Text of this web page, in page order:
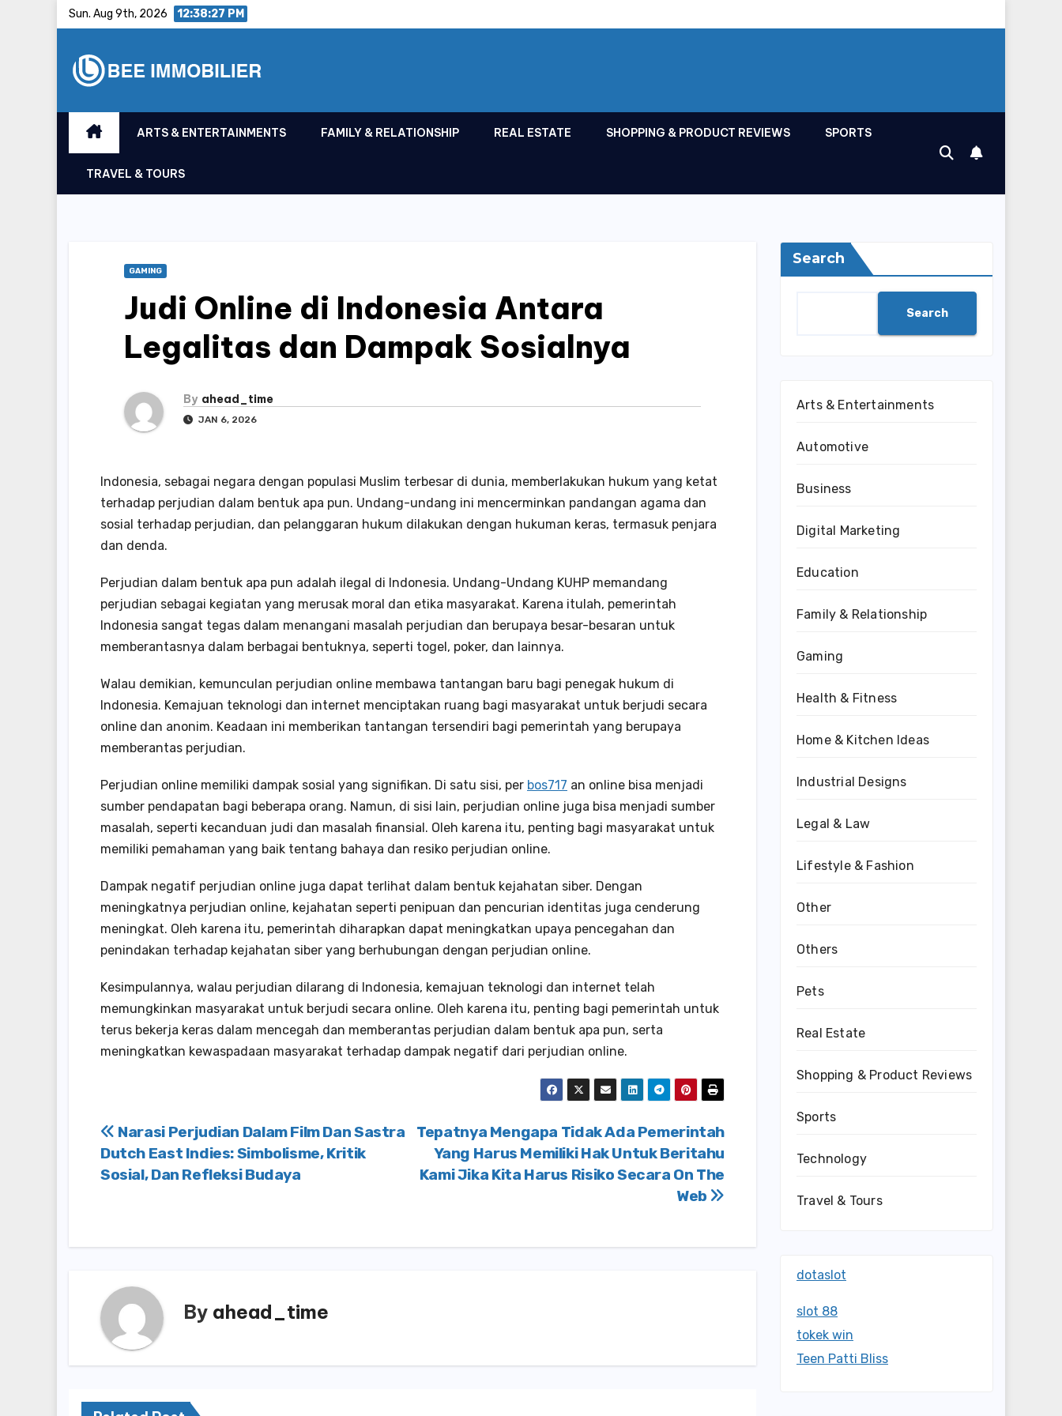
Sun. Aug 9th, 2026 12:38:28 PM
ARTS & ENTERTAINMENTS FAMILY & RELATIONSHIP REAL ESTATE SHOPPING & PRODUCT REVIEWS SPORTS
TRAVEL & TOURS
GAMING
Judi Online di Indonesia Antara
Legalitas dan Dampak Sosialnya
By ahead_time
JAN 6, 2026
Indonesia, sebagai negara dengan populasi Muslim terbesar di dunia, memberlakukan hukum yang ketat
terhadap perjudian dalam bentuk apa pun. Undang-undang ini mencerminkan pandangan agama dan
sosial terhadap perjudian, dan pelanggaran hukum dilakukan dengan hukuman keras, termasuk penjara
dan denda.
Perjudian dalam bentuk apa pun adalah ilegal di Indonesia. Undang-Undang KUHP memandang
perjudian sebagai kegiatan yang merusak moral dan etika masyarakat. Karena itulah, pemerintah
Indonesia sangat tegas dalam menangani masalah perjudian dan berupaya besar-besaran untuk
memberantasnya dalam berbagai bentuknya, seperti togel, poker, dan lainnya.
Walau demikian, kemunculan perjudian online membawa tantangan baru bagi penegak hukum di
Indonesia. Kemajuan teknologi dan internet menciptakan ruang bagi masyarakat untuk berjudi secara
online dan anonim. Keadaan ini memberikan tantangan tersendiri bagi pemerintah yang berupaya
memberantas perjudian.
Perjudian online memiliki dampak sosial yang signifikan. Di satu sisi, per bos717 an online bisa menjadi
sumber pendapatan bagi beberapa orang. Namun, di sisi lain, perjudian online juga bisa menjadi sumber
masalah, seperti kecanduan judi dan masalah finansial. Oleh karena itu, penting bagi masyarakat untuk
memiliki pemahaman yang baik tentang bahaya dan resiko perjudian online.
Dampak negatif perjudian online juga dapat terlihat dalam bentuk kejahatan siber. Dengan
meningkatnya perjudian online, kejahatan seperti penipuan dan pencurian identitas juga cenderung
meningkat. Oleh karena itu, pemerintah diharapkan dapat meningkatkan upaya pencegahan dan
penindakan terhadap kejahatan siber yang berhubungan dengan perjudian online.
Kesimpulannya, walau perjudian dilarang di Indonesia, kemajuan teknologi dan internet telah
memungkinkan masyarakat untuk berjudi secara online. Oleh karena itu, penting bagi pemerintah untuk
terus bekerja keras dalam mencegah dan memberantas perjudian dalam bentuk apa pun, serta
meningkatkan kewaspadaan masyarakat terhadap dampak negatif dari perjudian online.
Post
navigation
Tepatnya Mengapa Tidak Ada Pemerintah
Yang Harus Memiliki Hak Untuk Beritahu
Kami Jika Kita Harus Risiko Secara On The
Web
Narasi Perjudian Dalam Film Dan Sastra
Dutch East Indies: Simbolisme, Kritik
Sosial, Dan Refleksi Budaya
By ahead_time
Search
Search
Arts & Entertainments
Automotive
Business
Digital Marketing
Education
Family & Relationship
Gaming
Health & Fitness
Home & Kitchen Ideas
Industrial Designs
Legal & Law
Lifestyle & Fashion
Other
Others
Pets
Real Estate
Shopping & Product Reviews
Sports
Technology
Travel & Tours
dotaslot
slot 88
tokek win
Teen Patti Bliss